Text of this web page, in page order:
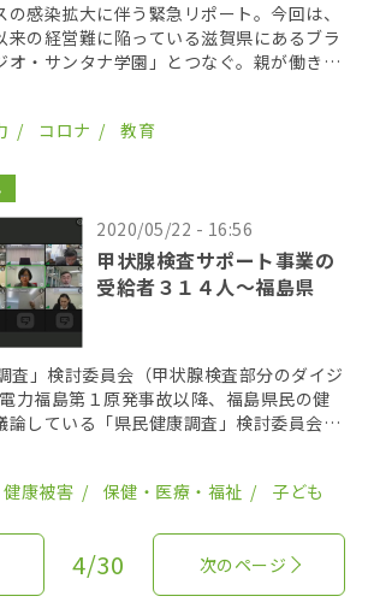
感染拡大に伴う緊急リポート。今回は、
来の経営難に陥っている滋賀県にあるブラ
オ・サンタナ学園」とつなぐ。親が働き場
を減らされていることが原因で、月謝 […]
コロナ 教育
2020/05/22 - 16:56
甲状腺検査サポート事業の
受給者３１４人～福島県
査」検討委員会（甲状腺検査部分のダイジ
力福島第１原発事故以降、福島県民の健
論している「県民健康調査」検討委員会の
日、福島市内で開かれた。昨年１ […]
康被害 保健・医療・福祉 子ども
4/30 次のページ